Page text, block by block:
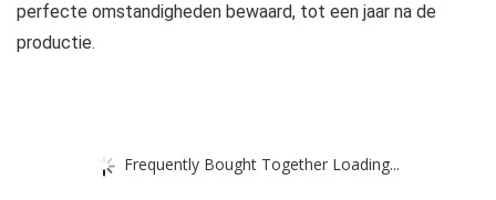
perfecte omstandigheden bewaard, tot een jaar na de
productie.
Frequently Bought Together Loading...